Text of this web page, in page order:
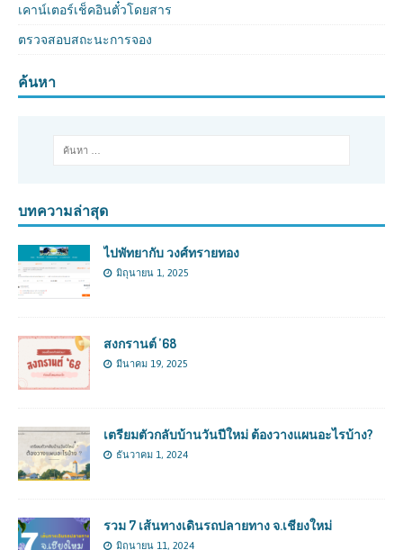
เคาน์เตอร์เช็คอินตั๋วโดยสาร
ตรวจสอบสถะนะการจอง
ค้นหา
บทความล่าสุด
ไปพัทยากับ วงศ์ทรายทอง
มิถุนายน 1, 2025
สงกรานต์ ’68
มีนาคม 19, 2025
เตรียมตัวกลับบ้านวันปีใหม่ ต้องวางแผนอะไรบ้าง?
ธันวาคม 1, 2024
รวม 7 เส้นทางเดินรถปลายทาง จ.เชียงใหม่
มิถุนายน 11, 2024